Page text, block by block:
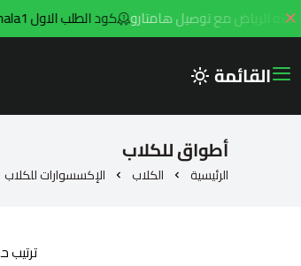
كود الطلب الاول hala1
القائمة
أطواق للكلاب
الرئيسية الكلاب الإكسسوارات للكلاب